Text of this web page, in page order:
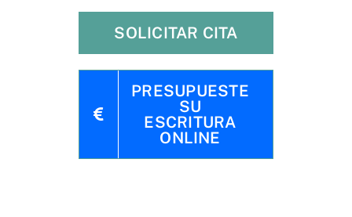
SOLICITAR CITA
PRESUPUESTE
SU
ESCRITURA
ONLINE